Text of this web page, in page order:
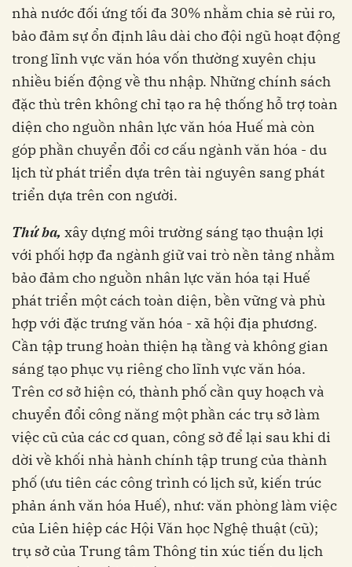
nhà nước đối ứng tối đa 30% nhằm chia sẻ rủi ro,
bảo đảm sự ổn định lâu dài cho đội ngũ hoạt động
trong lĩnh vực văn hóa vốn thường xuyên chịu
nhiều biến động về thu nhập. Những chính sách
đặc thù trên không chỉ tạo ra hệ thống hỗ trợ toàn
diện cho nguồn nhân lực văn hóa Huế mà còn
góp phần chuyển đổi cơ cấu ngành văn hóa - du
lịch từ phát triển dựa trên tài nguyên sang phát
triển dựa trên con người.
Thứ ba, xây dựng môi trường sáng tạo thuận lợi
với phối hợp đa ngành giữ vai trò nền tảng nhằm
bảo đảm cho nguồn nhân lực văn hóa tại Huế
phát triển một cách toàn diện, bền vững và phù
hợp với đặc trưng văn hóa - xã hội địa phương.
Cần tập trung hoàn thiện hạ tầng và không gian
sáng tạo phục vụ riêng cho lĩnh vực văn hóa.
Trên cơ sở hiện có, thành phố cần quy hoạch và
chuyển đổi công năng một phần các trụ sở làm
việc cũ của các cơ quan, công sở để lại sau khi di
dời về khối nhà hành chính tập trung của thành
phố (ưu tiên các công trình có lịch sử, kiến trúc
phản ánh văn hóa Huế), như: văn phòng làm việc
của Liên hiệp các Hội Văn học Nghệ thuật (cũ);
trụ sở của Trung tâm Thông tin xúc tiến du lịch